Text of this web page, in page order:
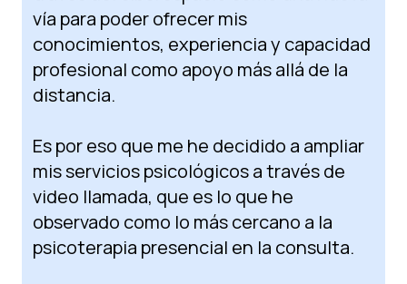
vía para poder ofrecer mis
conocimientos, experiencia y capacidad
profesional como apoyo más allá de la
distancia.
Es por eso que me he decidido a ampliar
mis servicios psicológicos a través de
video llamada, que es lo que he
observado como lo más cercano a la
psicoterapia presencial en la consulta.